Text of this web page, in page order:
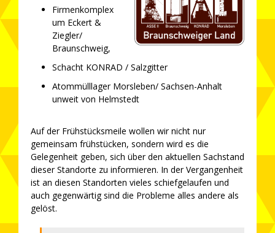
Firmenkomplex
um Eckert &
Ziegler/
Braunschweig,
Schacht KONRAD / Salzgitter
Atommülllager Morsleben/ Sachsen-Anhalt
unweit von Helmstedt
Auf der Frühstücksmeile wollen wir nicht nur
gemeinsam frühstücken, sondern wird es die
Gelegenheit geben, sich über den aktuellen Sachstand
dieser Standorte zu informieren. In der Vergangenheit
ist an diesen Standorten vieles schiefgelaufen und
auch gegenwärtig sind die Probleme alles andere als
gelöst.